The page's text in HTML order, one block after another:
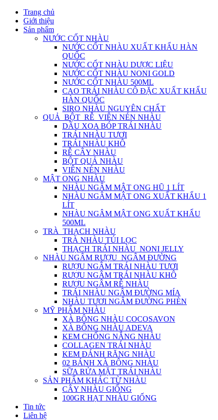
Trang chủ
Giới thiệu
Sản phẩm
NƯỚC CỐT NHÀU
NƯỚC CỐT NHÀU XUẤT KHẨU HÀN
QUỐC
NƯỚC CỐT NHÀU DƯỢC LIỆU
NƯỚC CỐT NHÀU NONI GOLD
NƯỚC CỐT NHÀU 500ML
CAO TRÁI NHÀU CÔ ĐẶC XUẤT KHẨU
HÀN QUỐC
SIRO NHÀU NGUYÊN CHẤT
QUẢ_BỘT_RỄ_VIÊN NÉN NHÀU
DẦU XOA BÓP TRÁI NHÀU
TRÁI NHÀU TƯƠI
TRÁI NHÀU KHÔ
RỄ CÂY NHÀU
BỘT QUẢ NHÀU
VIÊN NÉN NHÀU
MẬT ONG NHÀU
NHÀU NGÂM MẬT ONG HŨ 1 LÍT
NHÀU NGÂM MẬT ONG XUẤT KHẨU 1
LÍT
NHÀU NGÂM MẬT ONG XUẤT KHẨU
500ML
TRÀ_THẠCH NHÀU
TRÀ NHÀU TÚI LỌC
THẠCH TRÁI NHÀU_NONI JELLY
NHÀU NGÂM RƯỢU_NGÂM ĐƯỜNG
RƯỢU NGÂM TRÁI NHÀU TƯƠI
RƯỢU NGÂM TRÁI NHÀU KHÔ
RƯỢU NGÂM RỄ NHÀU
TRÁI NHÀU NGÂM ĐƯỜNG MÍA
NHÀU TƯƠI NGÂM ĐƯỜNG PHÈN
MỸ PHẨM NHÀU
XÀ BÔNG NHÀU COCOSAVON
XÀ BÔNG NHÀU ADEVA
KEM CHỐNG NẮNG NHÀU
COLLAGEN TRÁI NHÀU
KEM ĐÁNH RĂNG NHÀU
02 BÁNH XÀ BÔNG NHÀU
SỮA RỬA MẶT TRÁI NHÀU
SẢN PHẨM KHÁC TỪ NHÀU
CÂY NHÀU GIỐNG
100GR HẠT NHÀU GIỐNG
Tin tức
Liên hệ